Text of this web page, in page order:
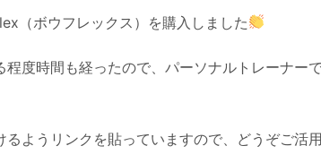
（ボウフレックス）を購入しました
程度時間も経ったので、パーソナルトレーナー
るようリンクを貼っていますので、どうぞご活